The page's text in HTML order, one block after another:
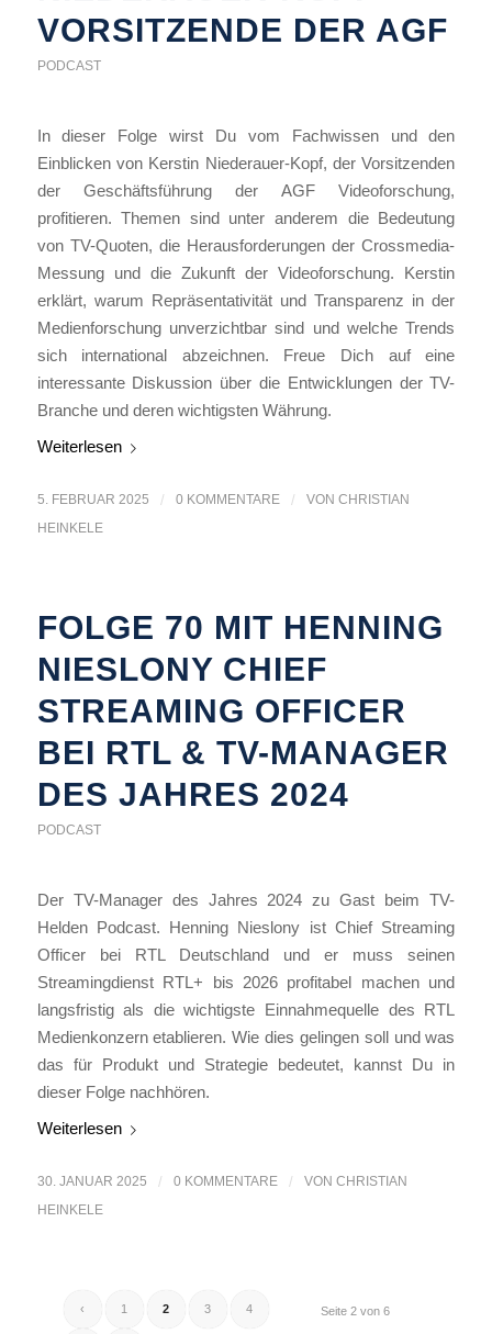
VORSITZENDE DER AGF
PODCAST
In dieser Folge wirst Du vom Fachwissen und den
Einblicken von Kerstin Niederauer-Kopf, der Vorsitzenden
der Geschäftsführung der AGF Videoforschung,
profitieren. Themen sind unter anderem die Bedeutung
von TV-Quoten, die Herausforderungen der Crossmedia-
Messung und die Zukunft der Videoforschung. Kerstin
erklärt, warum Repräsentativität und Transparenz in der
Medienforschung unverzichtbar sind und welche Trends
sich international abzeichnen. Freue Dich auf eine
interessante Diskussion über die Entwicklungen der TV-
Branche und deren wichtigsten Währung.
Weiterlesen
5. FEBRUAR 2025 / 0 KOMMENTARE / VON CHRISTIAN
HEINKELE
FOLGE 70 MIT HENNING
NIESLONY CHIEF
STREAMING OFFICER
BEI RTL & TV-MANAGER
DES JAHRES 2024
PODCAST
Der TV-Manager des Jahres 2024 zu Gast beim TV-
Helden Podcast. Henning Nieslony ist Chief Streaming
Officer bei RTL Deutschland und er muss seinen
Streamingdienst RTL+ bis 2026 profitabel machen und
langsfristig als die wichtigste Einnahmequelle des RTL
Medienkonzern etablieren. Wie dies gelingen soll und was
das für Produkt und Strategie bedeutet, kannst Du in
dieser Folge nachhören.
Weiterlesen
30. JANUAR 2025 / 0 KOMMENTARE / VON CHRISTIAN
HEINKELE
Seite 2 von 6
‹ 1 2 3 4